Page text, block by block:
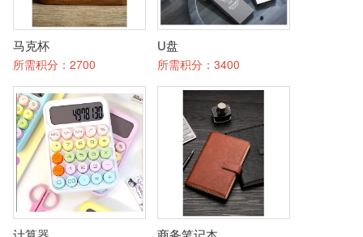
马克杯
所需积分： 2700
U盘
所需积分： 3400